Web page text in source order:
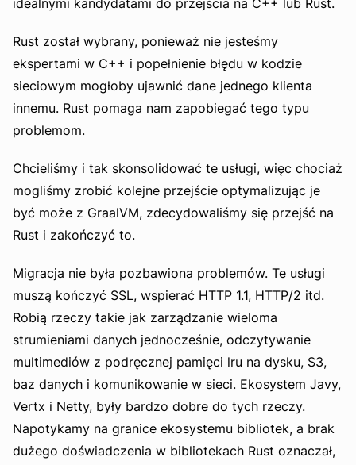
idealnymi kandydatami do przejścia na C++ lub Rust.
Rust został wybrany, ponieważ nie jesteśmy
ekspertami w C++ i popełnienie błędu w kodzie
sieciowym mogłoby ujawnić dane jednego klienta
innemu. Rust pomaga nam zapobiegać tego typu
problemom.
Chcieliśmy i tak skonsolidować te usługi, więc chociaż
mogliśmy zrobić kolejne przejście optymalizując je
być może z GraalVM, zdecydowaliśmy się przejść na
Rust i zakończyć to.
Migracja nie była pozbawiona problemów. Te usługi
muszą kończyć SSL, wspierać HTTP 1.1, HTTP/2 itd.
Robią rzeczy takie jak zarządzanie wieloma
strumieniami danych jednocześnie, odczytywanie
multimediów z podręcznej pamięci lru na dysku, S3,
baz danych i komunikowanie w sieci. Ekosystem Javy,
Vertx i Netty, były bardzo dobre do tych rzeczy.
Napotykamy na granice ekosystemu bibliotek, a brak
dużego doświadczenia w bibliotekach Rust oznaczał,